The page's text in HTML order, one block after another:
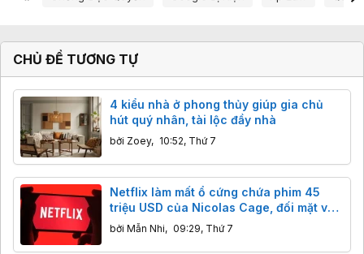
c
:
CHỦ ĐỀ TƯƠNG TỰ
4 kiểu nhà ở phong thủy giúp gia chủ
hút quý nhân, tài lộc đầy nhà
bởi Zoey, 10:52, Thứ 7
Netflix làm mất ổ cứng chứa phim 45
triệu USD của Nicolas Cage, đối mặt vụ
kiện 105 triệu USD
bởi Mẫn Nhi, 09:29, Thứ 7